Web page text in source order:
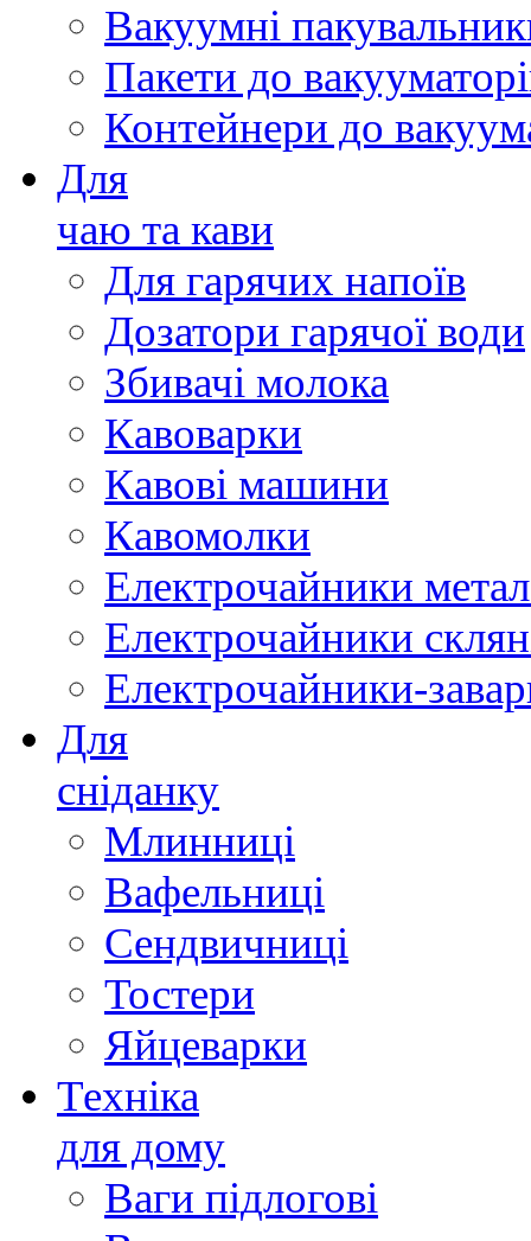
Вакуумні
Пакети до
Контейнери до
Для
чаю та кави
Для гарячих напоїв
Дозатори гарячої води
Збивачі молока
Кавоварки
Кавові машини
Кавомолки
Електрочайники
Електрочайники
Електрочайники-
Для
сніданку
Млинниці
Вафельниці
Сендвичниці
Тостери
Яйцеварки
Техніка
для дому
Ваги підлогові